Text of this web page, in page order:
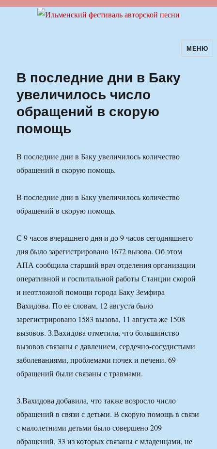
Ильменский фестиваль авторскойМЕНЮ
В последние дни в Баку
увеличилось число
обращений в скорую
помощь
В последние дни в Баку увеличилось количество
обращений в скорую помощь.
В последние дни в Баку увеличилось количество
обращений в скорую помощь.
С 9 часов вчерашнего дня и до 9 часов сегодняшнего
дня было зарегистрировано 1672 вызова. Об этом
АПА сообщила старший врач отделения организации
оперативной и госпитальной работы Станции скорой
и неотложной помощи города Баку Земфира
Вахидова. По ее словам, 12 августа было
зарегистрировано 1583 вызова, 11 августа же 1508
вызовов. З.Вахидова отметила, что большинство
вызовов связаны с давлением, сердечно-сосудистыми
заболеваниями, проблемами почек и печени. 69
обращений были связаны с травмами.
З.Вахидова добавила, что также возросло число
обращений в связи с детьми. В скорую помощь в связи
с малолетними детьми было совершено 209
обращений, 33 из которых связаны с младенцами, не